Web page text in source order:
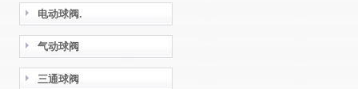
电动球阀.
气动球阀
三通球阀